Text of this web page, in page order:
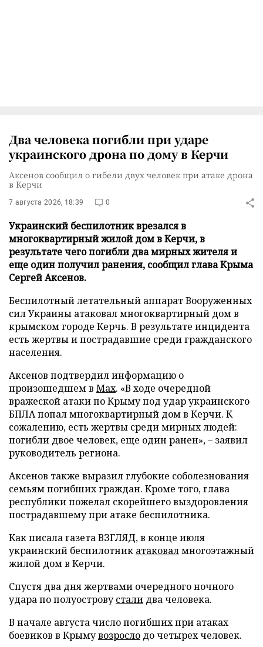
Два человека погибли при ударе
украинского дрона по дому в Керчи
Аксенов сообщил о гибели двух человек при атаке дрона
в Керчи
7 августа 2026, 18:39 0
Украинский беспилотник врезался в
многоквартирный жилой дом в Керчи, в
результате чего погибли два мирных жителя и
еще один получил ранения, сообщил глава Крыма
Сергей Аксенов.
Беспилотный летательный аппарат Вооруженных
сил Украины атаковал многоквартирный дом в
крымском городе Керчь. В результате инцидента
есть жертвы и пострадавшие среди гражданского
населения.
Аксенов подтвердил информацию о
произошедшем в Мах. «В ходе очередной
вражеской атаки по Крыму под удар украинского
БПЛА попал многоквартирный дом в Керчи. К
сожалению, есть жертвы среди мирных людей:
погибли двое человек, еще один ранен», – заявил
руководитель региона.
Аксенов также выразил глубокие соболезнования
семьям погибших граждан. Кроме того, глава
республики пожелал скорейшего выздоровления
пострадавшему при атаке беспилотника.
Как писала газета ВЗГЛЯД, в конце июля
украинский беспилотник атаковалмногоэтажный
жилой дом в Керчи.
Спустя два дня жертвами очередного ночного
удара по полуостровустали два человека.
В начале августа число погибших при атаках
боевиков в Крымувозросло до четырех человек.